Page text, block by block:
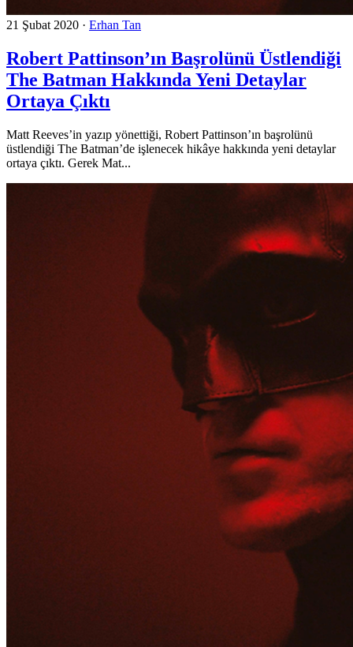
21 Şubat 2020 · Erhan Tan
Robert Pattinson’ın Başrolünü Üstlendiği
The Batman Hakkında Yeni Detaylar
Ortaya Çıktı
Matt Reeves’in yazıp yönettiği, Robert Pattinson’ın başrolünü
üstlendiği The Batman’de işlenecek hikâye hakkında yeni detaylar
ortaya çıktı. Gerek Mat...